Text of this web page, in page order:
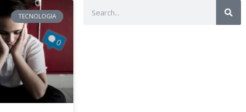
TECNOLOGIA